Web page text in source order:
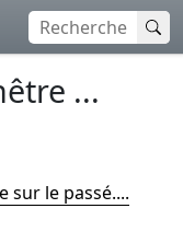
...
sur le passé....